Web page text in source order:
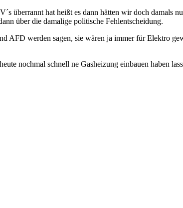
überrannt hat heißt es dann hätten wir doch damals
über die damalige politische Fehlentscheidung.
AFD werden sagen, sie wären ja immer für Elektro
nochmal schnell ne Gasheizung einbauen haben